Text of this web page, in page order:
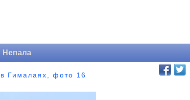
Непала
Гималаях, фото 16